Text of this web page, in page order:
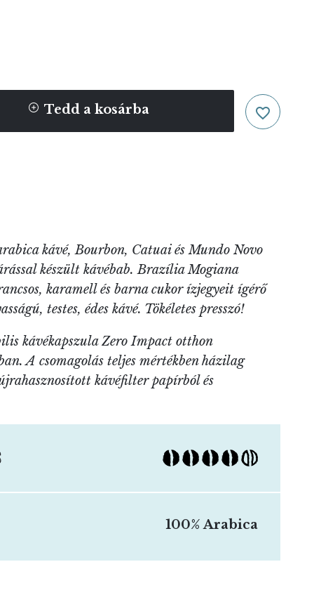
Tedd a kosárba favorite_border
kávé, Bourbon, Catuai és Mundo Novo
készült kávébab. Brazília Mogiana
karamell és barna cukor ízjegyeit ígérő
testes, édes kávé. Tökéletes presszó!
kávékapszula Zero Impact otthon
A csomagolás teljes mértékben házilag
kávéfilter papírból és
100% Arabica